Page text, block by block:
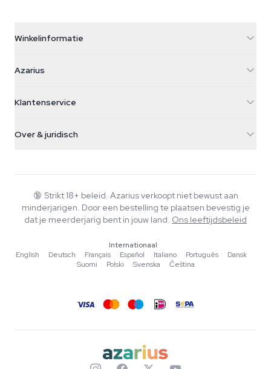
Winkelinformatie
Galvaniweg 11
Nederland
+31(0)204897914
Azarius
Smokeshop
Klantenservice
Retourbeleid
Veelgestelde vragen
Privacybeleid
Over & juridisch
Wiki
Muziek
Redactionele normen
Tools & Calculators
🔞 Strikt 18+ beleid. Azarius verkoopt niet bewust aan
minderjarigen. Door een bestelling te plaatsen bevestig je
dat je meerderjarig bent in jouw land. Ons leeftijdsbeleid
Internationaal
English
·Deutsch ·Français ·Español ·Italiano ·Português ·Dansk
·
Suomi
·Polski ·Svenska ·Čeština